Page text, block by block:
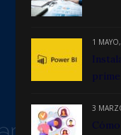
1
3